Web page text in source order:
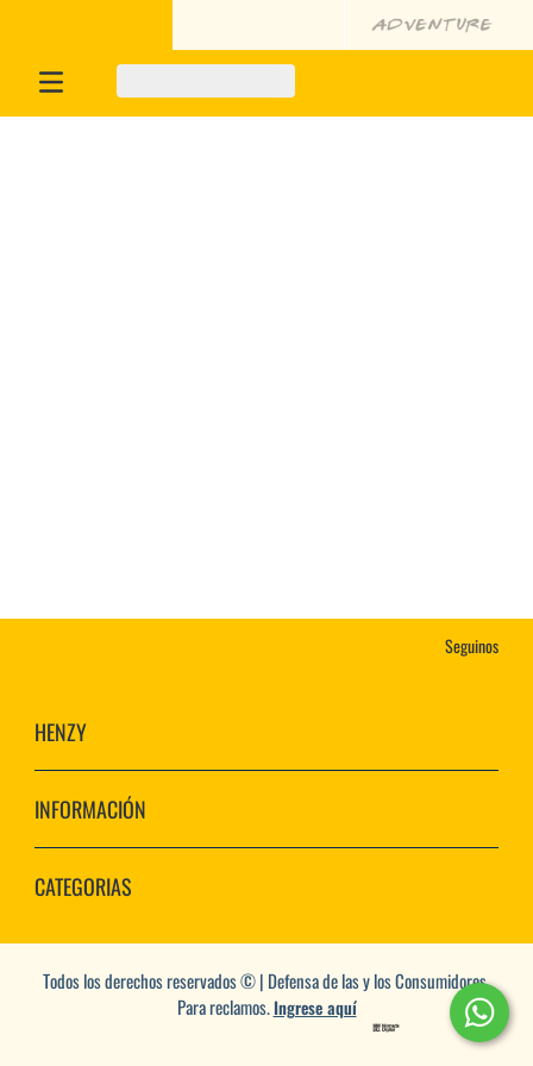
Seguinos
HENZY
INFORMACIÓN
CATEGORIAS
Todos los derechos reservados © | Defensa de las y los Consumidores.
Para reclamos.Ingrese aquí